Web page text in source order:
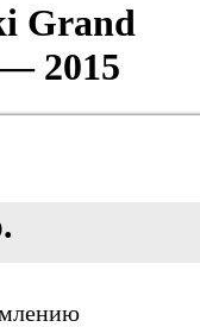
Grand
2015